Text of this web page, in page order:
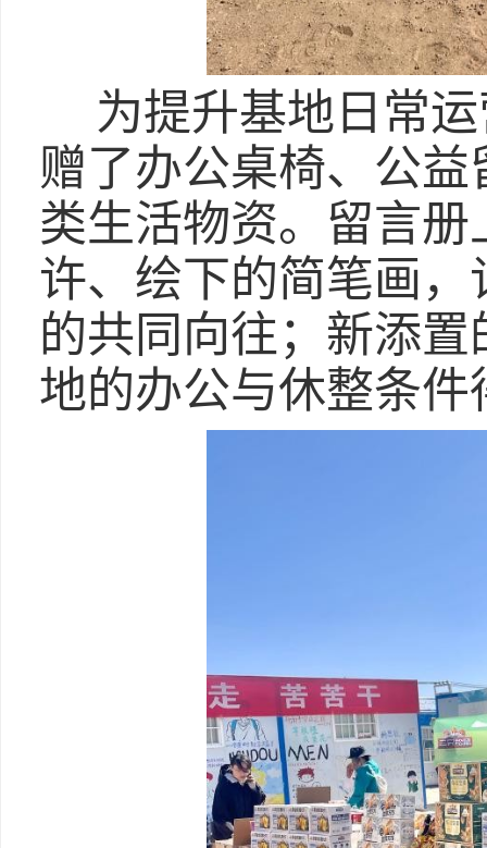
为提升基地日常
赠了办公桌椅、公
类生活物资。留言
许、绘下的简笔画
的共同向往；新添
地的办公与休整条